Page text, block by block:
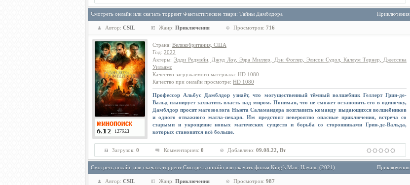
Приключения
Смотреть онлайн или скачать торрент Фантастические твари: Тайны Дамблдора
Автор: CSIL Жанр: Приключения Просмотров: 716
Страна: Великобритания, США
Год: 2022
Актеры: Эдди Редмэйн, Джуд Лоу, Эзра Миллер, Дэн Фоглер, Элисон Судол, Каллум Тернер, Джессика
Уильямс
Качество загружаемого материала: HD 1080
Качество при онлайн просмотре: HD 1080
Профессор Альбус Дамблдор узнаёт, что могущественный тёмный волшебник Геллерт Грин-де-
Вальд планирует захватить власть над миром. Понимая, что не сможет остановить его в одиночку,
Дамблдор просит магозоолога Ньюта Саламандера возглавить команду выдающихся волшебников
и одного отважного магла-пекаря. Им предстоят невероятно опасные приключения, встреча со
старыми и укрощение новых магических существ и борьба со сторонниками Грин-де-Вальда,
которых становится всё больше.
Загрузок: 0 Комментариев: 0 Добавлено: 09.08.22, Вт
Приключения
Смотреть онлайн или скачать торрент Смотреть онлайн или скачать фильм King’s Man: Начало (2021)
Автор: CSIL Жанр: Приключения Просмотров: 987